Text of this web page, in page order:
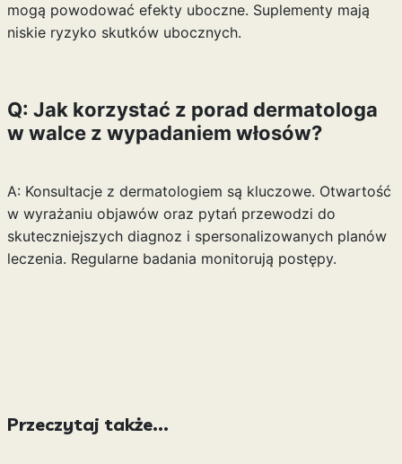
mogą powodować efekty uboczne. Suplementy mają
niskie ryzyko skutków ubocznych.
Q: Jak korzystać z porad dermatologa
w walce z wypadaniem włosów?
A: Konsultacje z dermatologiem są kluczowe. Otwartość
w wyrażaniu objawów oraz pytań przewodzi do
skuteczniejszych diagnoz i spersonalizowanych planów
leczenia. Regularne badania monitorują postępy.
Przeczytaj także...